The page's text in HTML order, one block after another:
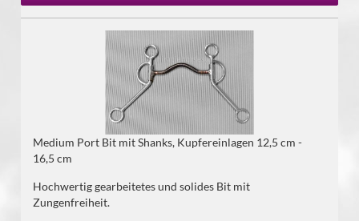
Medium Port Bit mit Shanks, Kupfereinlagen 12,5 cm -
16,5 cm
Hochwertig gearbeitetes und solides Bit mit
Zungenfreiheit.